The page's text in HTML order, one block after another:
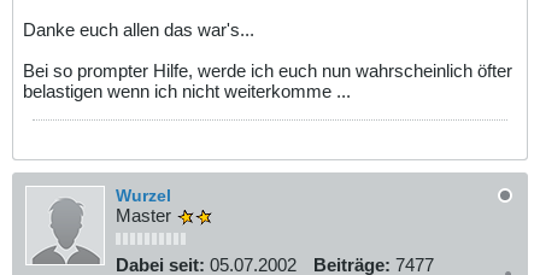
Danke euch allen das war's...
Bei so prompter Hilfe, werde ich euch nun wahrscheinlich öfter
belastigen wenn ich nicht weiterkomme ...
Wurzel
Master
Dabei seit: 05.07.2002 Beiträge: 7477